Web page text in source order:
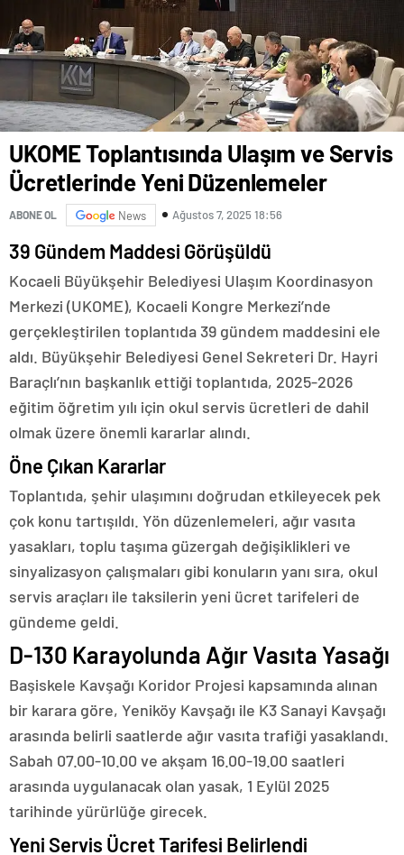
UKOME Toplantısında Ulaşım ve Servis
Ücretlerinde Yeni Düzenlemeler
ABONE OL News Ağustos 7, 2025 18:56
39 Gündem Maddesi Görüşüldü
Kocaeli Büyükşehir Belediyesi Ulaşım Koordinasyon
Merkezi (UKOME), Kocaeli Kongre Merkezi’nde
gerçekleştirilen toplantıda 39 gündem maddesini ele
aldı. Büyükşehir Belediyesi Genel Sekreteri Dr. Hayri
Baraçlı’nın başkanlık ettiği toplantıda, 2025-2026
eğitim öğretim yılı için okul servis ücretleri de dahil
olmak üzere önemli kararlar alındı.
Öne Çıkan Kararlar
Toplantıda, şehir ulaşımını doğrudan etkileyecek pek
çok konu tartışıldı. Yön düzenlemeleri, ağır vasıta
yasakları, toplu taşıma güzergah değişiklikleri ve
sinyalizasyon çalışmaları gibi konuların yanı sıra, okul
servis araçları ile taksilerin yeni ücret tarifeleri de
gündeme geldi.
D-130 Karayolunda Ağır Vasıta Yasağı
Başiskele Kavşağı Koridor Projesi kapsamında alınan
bir karara göre, Yeniköy Kavşağı ile K3 Sanayi Kavşağı
arasında belirli saatlerde ağır vasıta trafiği yasaklandı.
Sabah 07.00-10.00 ve akşam 16.00-19.00 saatleri
arasında uygulanacak olan yasak, 1 Eylül 2025
tarihinde yürürlüğe girecek.
Yeni Servis Ücret Tarifesi Belirlendi